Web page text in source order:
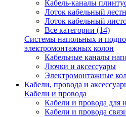
Кабель-каналы
Лоток кабельный
Лоток кабельный
Все категории (14)
Системы напольных и
электромонтажных колон
Кабельные каналы
Лючки и аксессуары
Электромонтажные
Кабели, провода и
Кабели и провода
Кабели и провода для
Кабели и провода